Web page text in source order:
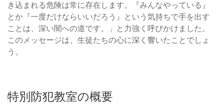
き込まれる危険は常に存在します。『みんなやっている』
とか『一度だけならいいだろう』という気持ちで手を出す
ことは、深い闇への道です。」と力強く呼びかけました。
このメッセージは、生徒たちの心に深く響いたことでしょ
う。
特別防犯教室の概要